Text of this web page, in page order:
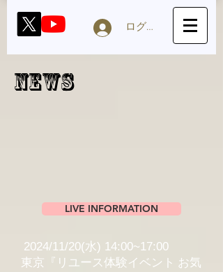
ログイン
NEWS
LIVE INFORMATION
2024/11/20(水) 14:00~17:00
東京『リユース体験イベント お気